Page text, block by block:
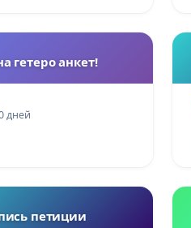
гетеро анкет!
дней
петиции